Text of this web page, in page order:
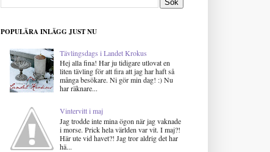
POPULÄRA INLÄGG JUST NU
Tävlingsdags i Landet Krokus
Hej alla fina! Har ju tidigare utlovat en
liten tävling för att fira att jag har haft så
många besökare. Ni gör min dag! :) Nu
har räknare...
Vintervitt i maj
Jag trodde inte mina ögon när jag vaknade
i morse. Prick hela världen var vit. I maj?!
Här ute vid havet?! Jag tror aldrig det har
hä...